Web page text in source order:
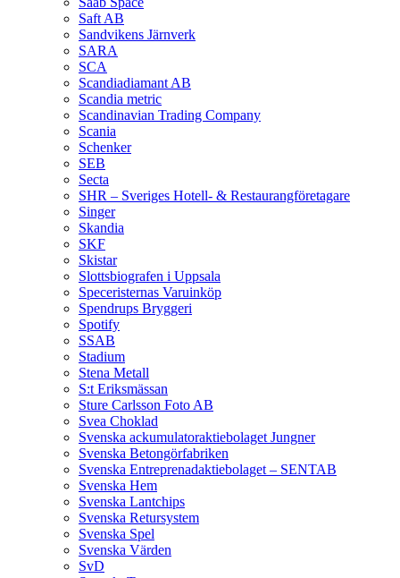
Saft AB
Sandvikens Järnverk
SARA
SCA
Scandiadiamant AB
Scandia metric
Scandinavian Trading Company
Scania
Schenker
SEB
Secta
SHR – Sveriges Hotell- & Restaurangföretagare
Singer
Skandia
SKF
Skistar
Slottsbiografen i Uppsala
Speceristernas Varuinköp
Spendrups Bryggeri
Spotify
SSAB
Stadium
Stena Metall
S:t Eriksmässan
Sture Carlsson Foto AB
Svea Choklad
Svenska ackumulatoraktiebolaget Jungner
Svenska Betongörfabriken
Svenska Entreprenadaktiebolaget – SENTAB
Svenska Hem
Svenska Lantchips
Svenska Retursystem
Svenska Spel
Svenska Värden
SvD